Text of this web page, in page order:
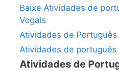
Baixe Atividades de
Vogais
Atividades de Português
Atividades de português
Atividades de